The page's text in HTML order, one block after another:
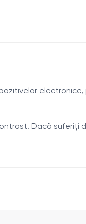
și rectul.
ocluziile
endovasculare sau
Dacă suferiți